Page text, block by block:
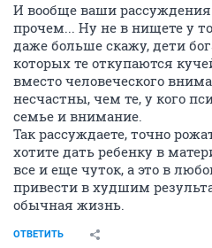
И вообще ваши рассуждения
прочем... Ну не в нищете у
даже больше скажу, дети
которых те откупаются
вместо человеческого
несчастны, чем те, у кого
семье и внимание.
Так рассуждаете, точно
хотите дать ребенку в
все и еще чуток, а это в
привести в худшим
обычная жизнь.
ОТВЕТИТЬ